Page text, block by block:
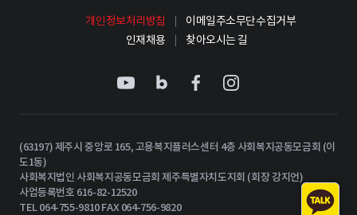
개인정보처리방침
이메일주소무단수집거부
인재채용
찾아오시는 길
(63197) 제주시 중앙로 165, 고용복지플러스센터 4층 사회복지공동모금회 (이
도1동)
사회복지법인 사회복지공동모금회 제주특별자치도지회 (회장 강지언)
사업등록번호 616-82-12520
TEL 064-755-9810 FAX 064-756-9820